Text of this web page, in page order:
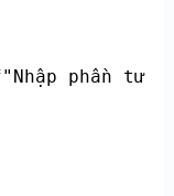
phần tử